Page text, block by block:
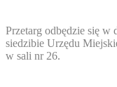
Przetarg odbędzie się
siedzibie Urzędu
w sali nr 26.